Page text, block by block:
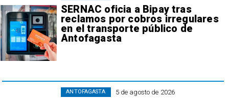
SERNAC oficia a Bipay tras
reclamos por cobros irregulares
en el transporte público de
Antofagasta
5 de agosto de 2026
ANTOFAGASTA